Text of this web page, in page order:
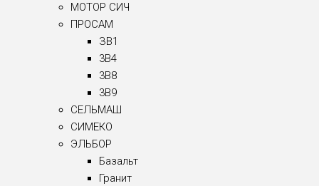
МОТОР СИЧ
ПРОСАМ
ЗВ1
3B4
3B8
3B9
СЕЛЬМАШ
СИМЕКО
ЭЛЬБОР
Базальт
Гранит